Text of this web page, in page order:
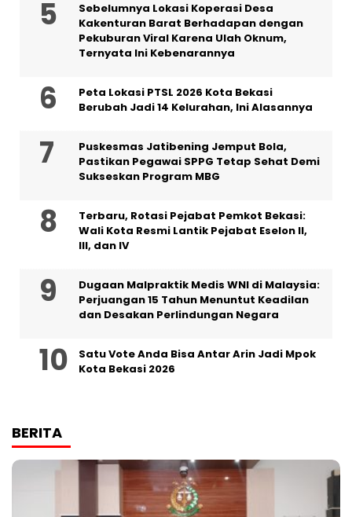
Sebelumnya Lokasi Koperasi Desa
Kakenturan Barat Berhadapan dengan
Pekuburan Viral Karena Ulah Oknum,
Ternyata Ini Kebenarannya
Peta Lokasi PTSL 2026 Kota Bekasi
Berubah Jadi 14 Kelurahan, Ini Alasannya
Puskesmas Jatibening Jemput Bola,
Pastikan Pegawai SPPG Tetap Sehat Demi
Sukseskan Program MBG
‎Terbaru, Rotasi Pejabat Pemkot Bekasi:
Wali Kota Resmi Lantik Pejabat Eselon II,
III, dan IV ‎
‎Dugaan Malpraktik Medis WNI di Malaysia:
Perjuangan 15 Tahun Menuntut Keadilan
dan Desakan Perlindungan Negara
Satu Vote Anda Bisa Antar Arin Jadi Mpok
Kota Bekasi 2026
BERITA